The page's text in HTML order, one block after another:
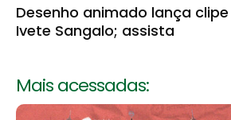
Desenho animado lança
Ivete Sangalo; assista
Mais acessadas: